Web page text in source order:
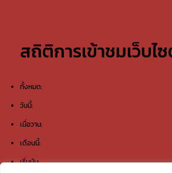
สถิติการเข้าชมเว็บไ
ทั้งหมด:
วันนี้:
เมื่อวาน:
เดือนนี้:
เริ่มนับ: